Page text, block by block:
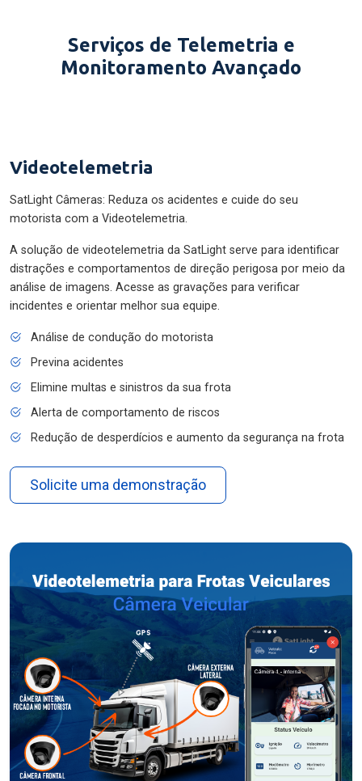
Serviços de Telemetria e
Monitoramento Avançado
Videotelemetria
SatLight Câmeras: Reduza os acidentes e cuide do seu
motorista com a Videotelemetria.
A solução de videotelemetria da SatLight serve para identificar
distrações e comportamentos de direção perigosa por meio da
análise de imagens. Acesse as gravações para verificar
incidentes e orientar melhor sua equipe.
Análise de condução do motorista
Previna acidentes
Elimine multas e sinistros da sua frota
Alerta de comportamento de riscos
Redução de desperdícios e aumento da segurança na frota
Solicite uma demonstração